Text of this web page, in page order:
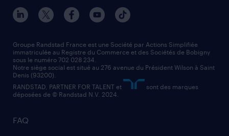
manutentionnaire
assistant administratif
comptable
contact entreprise
faq intérim / recrutement
nos agences par ville
nos agences par région
nos cabinets de recrutement
FAQ
Groupe Randstad France est une Société par Actions Simplifiée
immatriculée au Registre du Commerce et des Sociétés de Bobigny
sous le numéro 702 028 234.
Notre siège social est situé au 276 avenue du Président Wilson à Saint
Denis (93200).
RANDSTAD, PARTNER FOR TALENT et
sont des marques
déposées de © Randstad N.V. 2024.